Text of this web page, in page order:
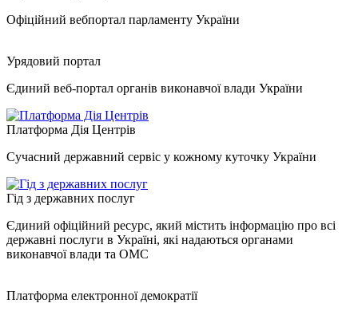
Офіційний вебпортал парламенту України
Урядовий портал
Єдиний веб-портал органів виконавчої влади України
Платформа Дія Центрів
Сучасний державний сервіс у кожному куточку України
Гід з державних послуг
Єдиний офіційний ресурс, який містить інформацію про всі
державні послуги в Україні, які надаються органами
виконавчої влади та ОМС
Платформа електронної демократії